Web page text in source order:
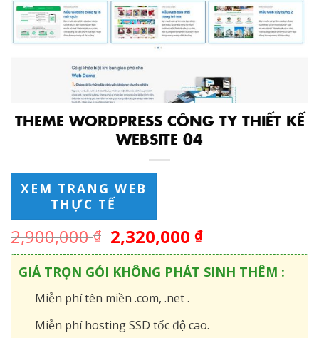
THEME WORDPRESS CÔNG TY THIẾT KẾ
WEBSITE 04
XEM TRANG WEB
THỰC TẾ
2,900,000₫ 2,320,000₫
GIÁ TRỌN GÓI KHÔNG PHÁT SINH THÊM :
Miễn phí tên miền .com, .net .
Miễn phí hosting SSD tốc độ cao.